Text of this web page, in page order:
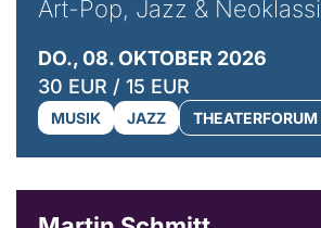
Art-Pop, Jazz &
DO., 08. OKTOBER 2026
30 EUR / 15 EUR
MUSIK JAZZ